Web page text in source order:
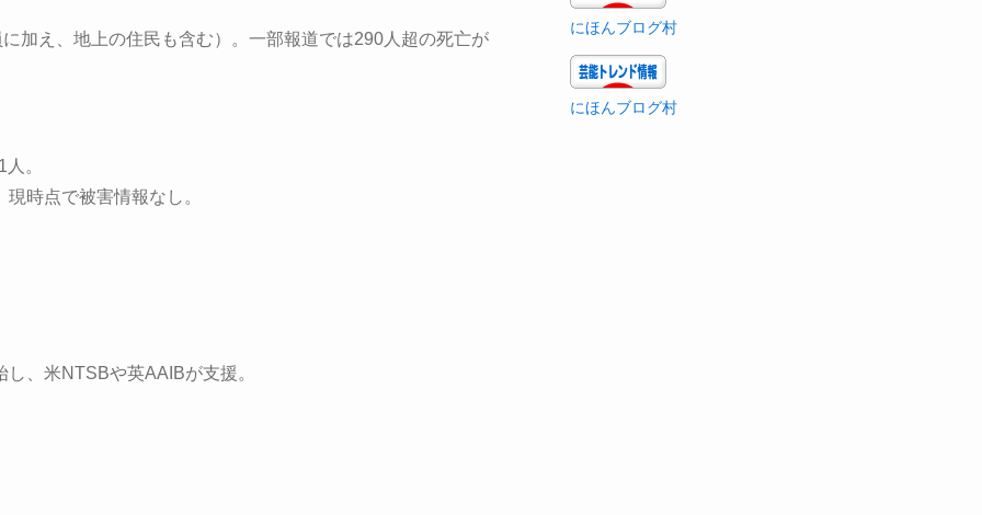
加え、地上の住民も含む）。一部報道では290人超の死亡が
。
時点で被害情報なし。
、米NTSBや英AAIBが支援。
にほんブログ村
にほんブログ村